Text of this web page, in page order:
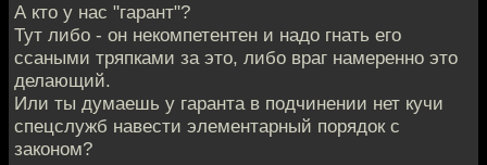
А кто у нас "гарант"?
Тут либо - он некомпетентен и надо гнать его
ссаными тряпками за это, либо враг намеренно это
делающий.
Или ты думаешь у гаранта в подчинении нет кучи
спецслужб навести элементарный порядок с
законом?